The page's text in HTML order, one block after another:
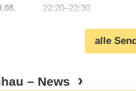
22:20–22:30
alle
– News